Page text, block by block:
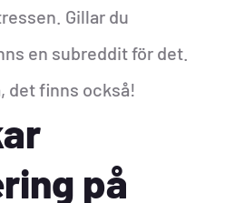
Gillar du
en subreddit för det.
det finns också!
på